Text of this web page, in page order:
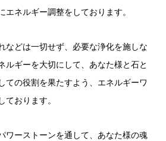
ネルギー調整をしております。
などは一切せず、必要な浄化を施しな
ルギーを大切にして、あなた様と石と
ての役割を果たすよう、エネルギーワ
おります。
ワーストーンを通して、あなた様の魂